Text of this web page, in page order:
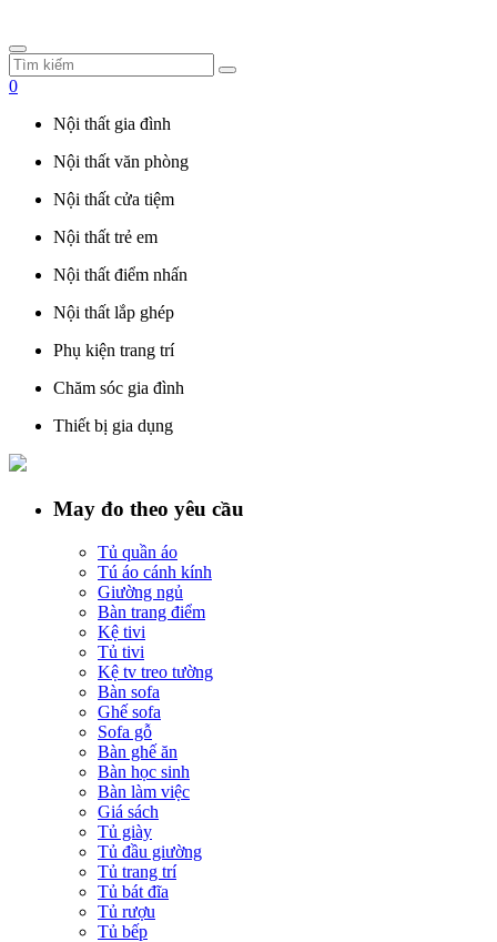
0
Nội thất gia đình
Nội thất văn phòng
Nội thất cửa tiệm
Nội thất trẻ em
Nội thất điểm nhấn
Nội thất lắp ghép
Phụ kiện trang trí
Chăm sóc gia đình
Thiết bị gia dụng
May đo theo yêu cầu
Tủ quần áo
Tú áo cánh kính
Giường ngủ
Bàn trang điểm
Kệ tivi
Tủ tivi
Kệ tv treo tường
Bàn sofa
Ghế sofa
Sofa gỗ
Bàn ghế ăn
Bàn học sinh
Bàn làm việc
Giá sách
Tủ giày
Tủ đầu giường
Tủ trang trí
Tủ bát đĩa
Tủ rượu
Tủ bếp